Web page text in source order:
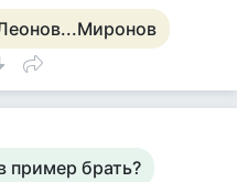
пример брать?